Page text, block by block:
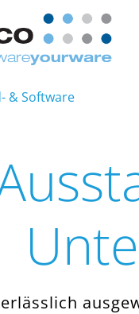
& Software